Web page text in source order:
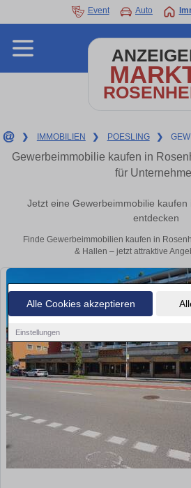
Alle Cookies akzeptieren
Einstellungen
Event Auto
❯ IMMOBILIEN ❯ POESLING ❯
Gewerbeimmobilie kaufen in
für
Jetzt eine Gewerbeimmobilie kaufen
entdecken
Finde Gewerbeimmobilien kaufen in
& Hallen – jetzt attraktive